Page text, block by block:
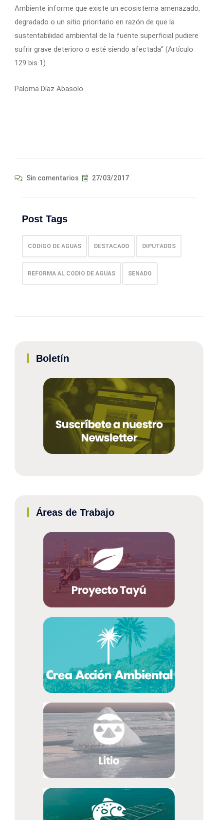
Ambiente informe que existe un ecosistema amenazado,
degradado o un sitio prioritario en razón de que la
sustentabilidad ambiental de la fuente superficial pudiere
sufrir grave deterioro o esté siendo afectada” (Artículo
129 bis 1).
Paloma Díaz Abasolo
Sin comentarios 27/03/2017
Post Tags
CÓDIGO DE AGUAS DESTACADO DIPUTADOS
REFORMA AL CODIO DE AGUAS SENADO
Boletín
Áreas de Trabajo